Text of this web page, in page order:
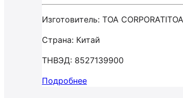
Изготовитель: TOA
Страна: Китай
ТНВЭД: 8527139900
Подробнее